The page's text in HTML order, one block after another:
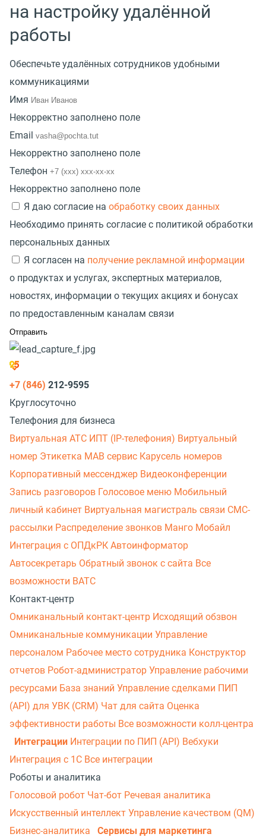
на настройку удалённой
работы
Обеспечьте удалённых сотрудников удобными
коммуникациями
Имя
Некорректно заполнено поле
Email
Некорректно заполнено поле
Телефон
Некорректно заполнено поле
Я даю согласие на обработку своих данных
Необходимо принять согласие с политикой обработки
персональных данных
Я согласен на получение рекламной информации
о продуктах и услугах, экспертных материалов,
новостях, информации о текущих акциях и бонусах
по предоставленным каналам связи
+7 (846) 212-9595
Круглосуточно
Телефония для бизнеса
Виртуальная АТС ИПТ (IP-телефония) Виртуальный
номер Этикетка МАВ сервис Карусель номеров
Корпоративный мессенджер Видеоконференции
Запись разговоров Голосовое меню Мобильный
личный кабинет Виртуальная магистраль связи СМС-
рассылки Распределение звонков Манго Мобайл
Интеграция с ОПДкРК Автоинформатор
Автосекретарь Обратный звонок с сайта Все
возможности ВАТС
Контакт-центр
Омниканальный контакт-центр Исходящий обзвон
Омниканальные коммуникации Управление
персоналом Рабочее место сотрудника Конструктор
отчетов Робот-администратор Управление рабочими
ресурсами База знаний Управление сделками ПИП
(API) для УВК (CRM) Чат для сайта Оценка
эффективности работы Все возможности колл-центра
Интеграции Интеграции по ПИП (API) Вебхуки
Интеграция с 1С Все интеграции
Роботы и аналитика
Голосовой робот Чат-бот Речевая аналитика
Искусственный интеллект Управление качеством (QM)
Бизнес-аналитика
Сервисы для маркетинга